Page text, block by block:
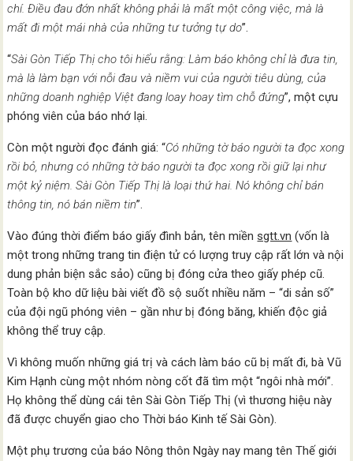
chí. Điều đau đớn nhất không phải là mất một công việc, mà là
mất đi một mái nhà của những tư tưởng tự do”.
“Sài Gòn Tiếp Thị cho tôi hiểu rằng: Làm báo không chỉ là đưa tin,
mà là làm bạn với nỗi đau và niềm vui của người tiêu dùng, của
những doanh nghiệp Việt đang loay hoay tìm chỗ đứng”, một cựu
phóng viên của báo nhớ lại.
Còn một người đọc đánh giá: “Có những tờ báo người ta đọc xong
rồi bỏ, nhưng có những tờ báo người ta đọc xong rồi giữ lại như
một kỷ niệm. Sài Gòn Tiếp Thị là loại thứ hai. Nó không chỉ bán
thông tin, nó bán niềm tin”.
Vào đúng thời điểm báo giấy đình bản, tên miềnsgtt.vn (vốn là
một trong những trang tin điện tử có lượng truy cập rất lớn và nội
dung phản biện sắc sảo) cũng bị đóng cửa theo giấy phép cũ.
Toàn bộ kho dữ liệu bài viết đồ sộ suốt nhiều năm – “di sản số”
của đội ngũ phóng viên – gần như bị đóng băng, khiến độc giả
không thể truy cập.
Vì không muốn những giá trị và cách làm báo cũ bị mất đi, bà Vũ
Kim Hạnh cùng một nhóm nòng cốt đã tìm một “ngôi nhà mới”.
Họ không thể dùng cái tên Sài Gòn Tiếp Thị (vì thương hiệu này
đã được chuyển giao cho Thời báo Kinh tế Sài Gòn).
Một phụ trương của báo Nông thôn Ngày nay mang tên Thế giới